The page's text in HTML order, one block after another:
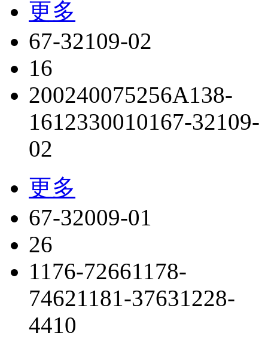
更多
67-32109-02
16
200240075256A138-
1612330010167-32109-
02
更多
67-32009-01
26
1176-72661178-
74621181-37631228-
4410